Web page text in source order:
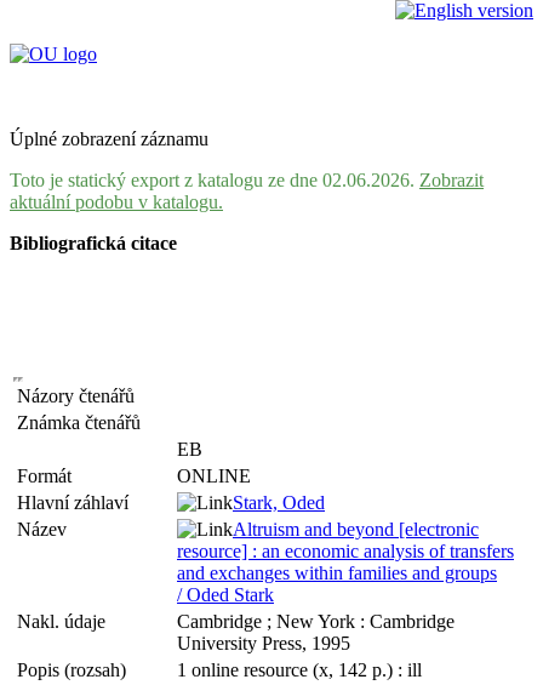
Úplné zobrazení záznamu
Toto je statický export z katalogu ze dne 02.06.2026. Zobrazit
aktuální podobu v katalogu.
Bibliografická citace
Názory čtenářů
Známka čtenářů
EB
Formát
ONLINE
Hlavní záhlaví
Stark, Oded
Název
Altruism and beyond [electronic
resource] : an economic analysis of transfers
and exchanges within families and groups
/ Oded Stark
Nakl. údaje
Cambridge ; New York : Cambridge
University Press, 1995
Popis (rozsah)
1 online resource (x, 142 p.) : ill